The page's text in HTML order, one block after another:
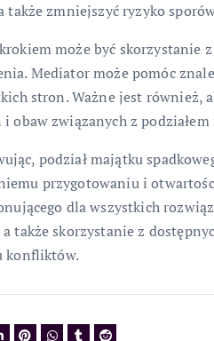
także zmniejszyć ryzyko
może być skorzystanie
Mediator może pomóc
stron. Ważne jest również,
i obaw związanych z
podział majątku
przygotowaniu i
dla wszystkich
także skorzystanie z
konfliktów.